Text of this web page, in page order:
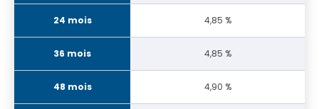
4,85 %
4,85 %
4,90 %